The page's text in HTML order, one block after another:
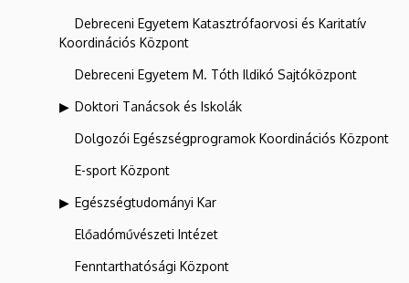
Debreceni Egyetem Katasztrófaorvosi és Karitatív
Koordinációs Központ
Debreceni Egyetem M. Tóth Ildikó Sajtóközpont
Doktori Tanácsok és Iskolák
Dolgozói Egészségprogramok Koordinációs Központ
E-sport Központ
Egészségtudományi Kar
Előadóművészeti Intézet
Fenntarthatósági Központ